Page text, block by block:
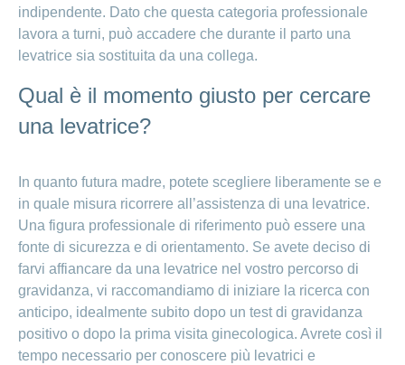
indipendente. Dato che questa categoria professionale
lavora a turni, può accadere che durante il parto una
levatrice sia sostituita da una collega.
Qual è il momento giusto per cercare
una levatrice?
In quanto futura madre, potete scegliere liberamente se e
in quale misura ricorrere all’assistenza di una levatrice.
Una figura professionale di riferimento può essere una
fonte di sicurezza e di orientamento. Se avete deciso di
farvi affiancare da una levatrice nel vostro percorso di
gravidanza, vi raccomandiamo di iniziare la ricerca con
anticipo, idealmente subito dopo un test di gravidanza
positivo o dopo la prima visita ginecologica. Avrete così il
tempo necessario per conoscere più levatrici e